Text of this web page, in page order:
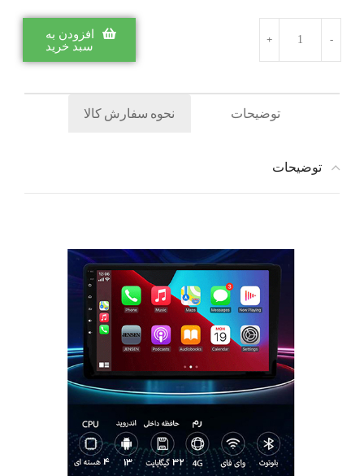
افزودن به
سبد خرید
توضیحات نحوه سفارش کالا
توضیحات